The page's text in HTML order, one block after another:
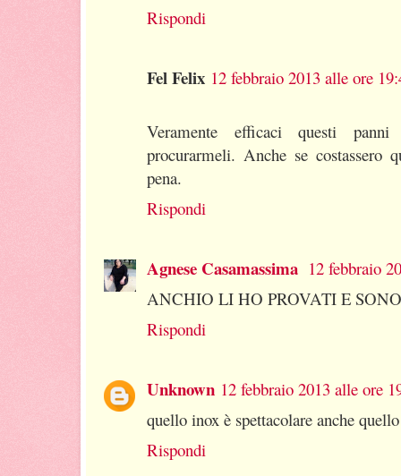
Rispondi
Fel Felix 12 febbraio 2013 alle ore
Veramente efficaci questi
procurarmeli. Anche se costassero
pena.
Rispondi
Agnese Casamassima 12 febbraio
ANCHIO LI HO PROVATI E
Rispondi
Unknown 12 febbraio 2013 alle ore
quello inox è spettacolare anche
Rispondi